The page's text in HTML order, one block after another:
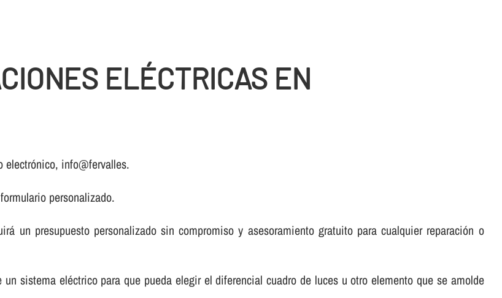
ELÉCTRICAS EN
electrónico, info@fervalles.
personalizado.
un presupuesto personalizado sin compromiso y asesoramiento gratuito para cualquier reparación o
sistema eléctrico para que pueda elegir el diferencial cuadro de luces u otro elemento que se amolde